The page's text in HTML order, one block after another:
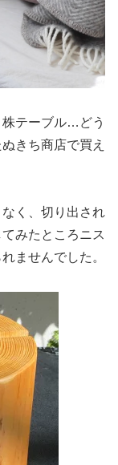
テーブル…どう
きち商店で買え
く、切り出され
みたところニス
ませんでした。